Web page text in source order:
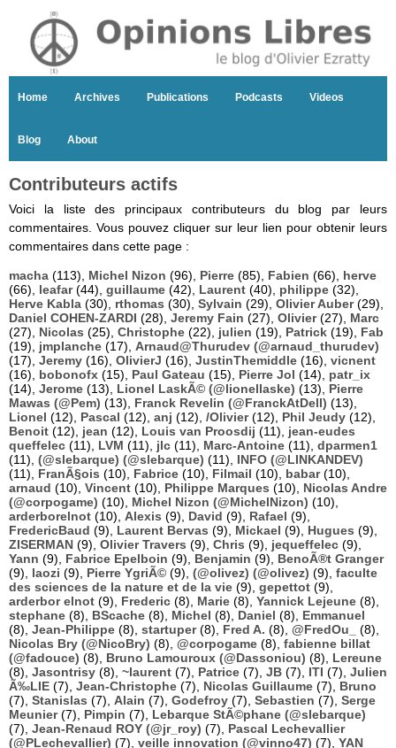
Home Archives Publications Podcasts Videos
Blog About
Contributeurs actifs
Voici la liste des principaux contributeurs du blog par leurs
commentaires. Vous pouvez cliquer sur leur lien pour obtenir leurs
commentaires dans cette page :
macha (113), Michel Nizon (96), Pierre (85), Fabien (66), herve
(66), leafar(44), guillaume (42), Laurent (40), philippe (32),
Herve Kabla (30), rthomas (30), Sylvain (29), Olivier Auber(29),
Daniel COHEN-ZARDI (28), Jeremy Fain (27), Olivier(27), Marc
(27), Nicolas (25), Christophe (22), julien (19), Patrick (19), Fab
(19), jmplanche (17), Arnaud@Thurudev (@arnaud_thurudev)
(17), Jeremy (16), OlivierJ (16), JustinThemiddle (16), vicnent
(16), bobonofx (15), Paul Gateau (15), Pierre Jol (14), patr_ix
(14), Jerome (13), Lionel LaskÃ© (@lionellaske) (13), Pierre
Mawas (@Pem) (13), Franck Revelin (@FranckAtDell) (13),
Lionel (12), Pascal (12), anj (12), /Olivier(12), Phil Jeudy (12),
Benoit (12), jean (12), Louis van Proosdij (11), jean-eudes
queffelec (11), LVM (11), jlc (11), Marc-Antoine (11), dparmen1
(11), (@slebarque) (@slebarque) (11), INFO (@LINKANDEV)
(11), FranÃ§ois (10), Fabrice (10), Filmail (10), babar(10),
arnaud (10), Vincent (10), Philippe Marques (10), Nicolas Andre
(@corpogame) (10), Michel Nizon (@MichelNizon) (10),
arderborelnot (10), Alexis (9), David (9), Rafael (9),
FredericBaud (9), Laurent Bervas (9), Mickael (9), Hugues (9),
ZISERMAN (9), Olivier Travers (9), Chris (9), jequeffelec (9),
Yann (9), Fabrice Epelboin (9), Benjamin (9), BenoÃ®t Granger
(9), laozi (9), Pierre YgriÃ© (9), (@olivez) (@olivez) (9), faculte
des sciences de la nature et de la vie (9), gepettot (9),
arderbor elnot (9), Frederic (8), Marie (8), Yannick Lejeune (8),
stephane (8), BScache (8), Michel (8), Daniel (8), Emmanuel
(8), Jean-Philippe (8), startuper(8), Fred A. (8), @FredOu_
(8),
Nicolas Bry (@NicoBry) (8), @corpogame (8), fabienne billat
(@fadouce) (8), Bruno Lamouroux (@Dassoniou) (8), Lereune
(8), Jasontrisy (8), ~laurent (7), Patrice (7), JB (7), ITI (7), Julien
Ã‰LIE (7), Jean-Christophe (7), Nicolas Guillaume (7), Bruno
(7), Stanislas (7), Alain (7), Godefroy (7), Sebastien (7), Serge
Meunier(7), Pimpin (7), Lebarque StÃ©phane (@slebarque)
(7), Jean-Renaud ROY (@jr_roy) (7), Pascal Lechevallier
(@PLechevallier) (7), veille innovation (@vinno47) (7), YAN